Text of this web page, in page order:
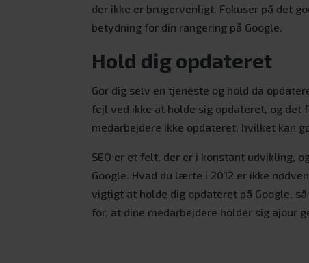
der ikke er brugervenligt. Fokuser på det
betydning for din rangering på Google.
Hold dig opdateret
Gør dig selv en tjeneste og hold da
fejl ved ikke at holde sig opdateret, og det
medarbejdere ikke opdateret, hvilket kan
SEO er et felt, der er i konstant udvikling,
Google. Hvad du lærte i 2012 er ikke
vigtigt at holde dig opdateret på Google,
for, at dine medarbejdere holder sig ajour